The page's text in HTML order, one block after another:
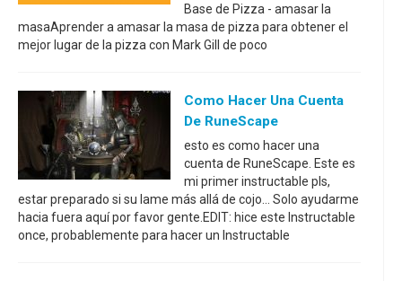
Base de Pizza - amasar la
masaAprender a amasar la masa de pizza para obtener el
mejor lugar de la pizza con Mark Gill de poco
Como Hacer Una Cuenta
De RuneScape
esto es como hacer una
cuenta de RuneScape. Este es
mi primer instructable pls,
estar preparado si su lame más allá de cojo... Solo ayudarme
hacia fuera aquí por favor gente.EDIT: hice este Instructable
once, probablemente para hacer un Instructable